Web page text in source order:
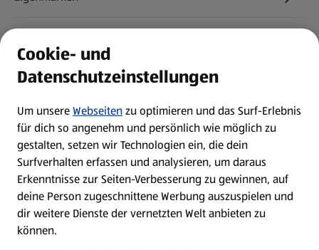
Newsletter
WhatsApp
Über ALDI SÜD
Filialen
Cookie- und
Datenschutzeinstellungen
Um unsereWebseitenzu optimieren und das Surf-Erlebnis
für dich so angenehm und persönlich wie möglich zu
gestalten, setzen wir Technologien ein, die dein
Surfverhalten erfassen und analysieren, um daraus
Erkenntnisse zur Seiten-Verbesserung zu gewinnen, auf
deine Person zugeschnittene Werbung auszuspielen und
dir weitere Dienste der vernetzten Welt anbieten zu
können.